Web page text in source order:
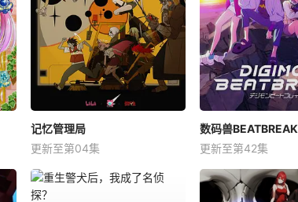
记忆管理局
更新至第04集
数码兽BEATBREAK
更新至第42集